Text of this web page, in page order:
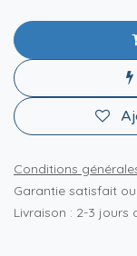
Conditions
Garantie satisfait
Livraison : 2-3 jours